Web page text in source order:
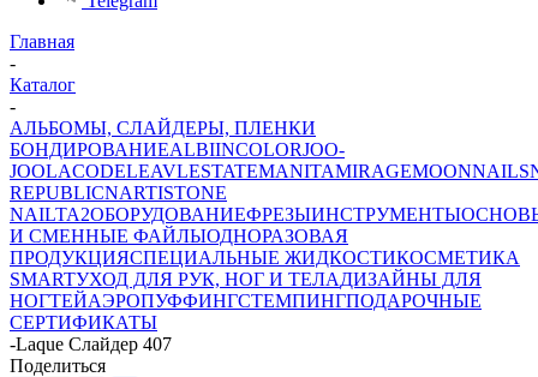
Главная
-
Каталог
-
АЛЬБОМЫ, СЛАЙДЕРЫ, ПЛЕНКИ
БОНДИРОВАНИЕALBIINCOLORJOO-
JOOLACODELEAVLESTATEMANITAMIRAGEMOONNAILS
REPUBLICNARTISTONE
NAILTA2ОБОРУДОВАНИЕФРЕЗЫИНСТРУМЕНТЫ
И СМЕННЫЕ ФАЙЛЫОДНОРАЗОВАЯ
ПРОДУКЦИЯСПЕЦИАЛЬНЫЕ ЖИДКОСТИКОСМЕТИКА
SMARTУХОД ДЛЯ РУК, НОГ И ТЕЛАДИЗАЙНЫ ДЛЯ
НОГТЕЙАЭРОПУФФИНГСТЕМПИНГПОДАРОЧНЫЕ
СЕРТИФИКАТЫ
-Laque Слайдер 407
Поделиться